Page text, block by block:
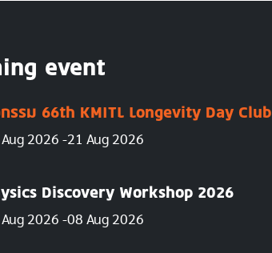
event
รรม 66th KMITL Longevity Day Club
2026 21 Aug 2026
Discovery Workshop 2026
2026 08 Aug 2026